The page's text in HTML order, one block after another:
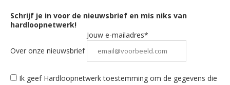
Schrijf je in voor de nieuwsbrief en mis niks van
hardloopnetwerk!
Over onze nieuwsbrief
Jouw e-mailadres*
Ik geef Hardloopnetwerk toestemming om de gegevens die